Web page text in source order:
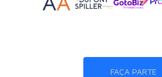
FAÇA PARTE